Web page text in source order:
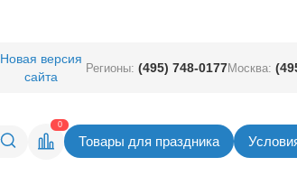
Новая версия
сайта
Регионы: (495) 748-0177Москва:
0
Товары для праздника
Товар временно не доступен.